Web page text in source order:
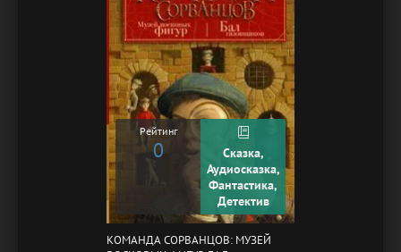
Рейтинг
0
Сказка,
Аудиосказка,
Фантастика,
Детектив
КОМАНДА СОРВАНЦОВ: МУЗЕЙ